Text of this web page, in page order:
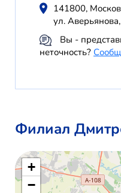
141800,
ул.
Вы -
неточность?
Филиал
+
−